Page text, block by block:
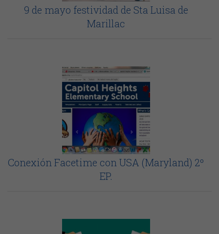
9 de mayo festividad de Sta Luisa de
Marillac
Conexión Facetime con USA (Maryland) 2º
EP.